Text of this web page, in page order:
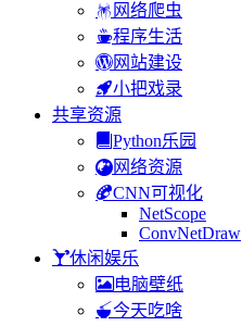
网络爬虫
程序生活
网站建设
小把戏录
共享资源
Python乐园
网络资源
CNN可视化
NetScope
ConvNetDraw
休闲娱乐
电脑壁纸
今天吃啥